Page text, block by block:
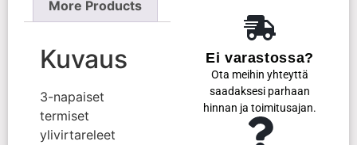
More Products
Kuvaus
3-napaiset
termiset
ylivirtareleet
Ei varastossa?
Ota meihin yhteyttä
saadaksesi parhaan
hinnan ja toimitusajan.